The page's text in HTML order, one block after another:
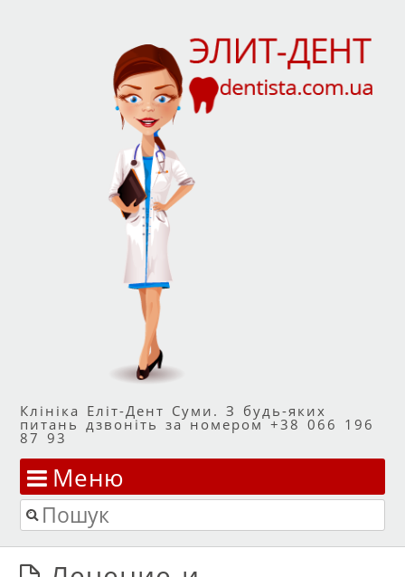
Клініка Еліт-Дент Суми. З будь-яких
питань дзвоніть за номером +38 066 196
87 93
Меню
Перейти до змісту
Пошук